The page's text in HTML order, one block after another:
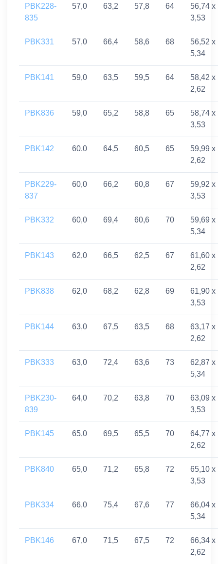
PBK228-
835
57,0 63,2 57,8 64
56,74 x
3,53
PBK331 57,0 66,4 58,6 68
56,52 x
5,34
PBK141 59,0 63,5 59,5 64
58,42 x
2,62
PBK836 59,0 65,2 58,8 65
58,74 x
3,53
PBK142 60,0 64,5 60,5 65
59,99 x
2,62
PBK229-
837
60,0 66,2 60,8 67
59,92 x
3,53
PBK332 60,0 69,4 60,6 70
59,69 x
5,34
PBK143 62,0 66,5 62,5 67
61,60 x
2,62
PBK838 62,0 68,2 62,8 69
61,90 x
3,53
PBK144 63,0 67,5 63,5 68
63,17 x
2,62
PBK333 63,0 72,4 63,6 73
62,87 x
5,34
PBK230-
839
64,0 70,2 63,8 70
63,09 x
3,53
PBK145 65,0 69,5 65,5 70
64,77 x
2,62
PBK840 65,0 71,2 65,8 72
65,10 x
3,53
PBK334 66,0 75,4 67,6 77
66,04 x
5,34
PBK146 67,0 71,5 67,5 72
66,34 x
2,62